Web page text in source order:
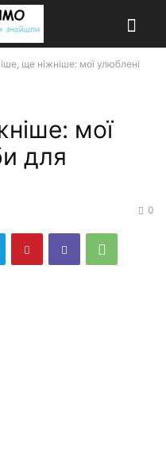
ще ніжніше: мої улюблені
мої
для
0